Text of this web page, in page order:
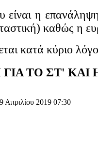
είναι η
καθώς η
κατά κύριο
ΓΙΑ ΤΟ ΣΤ'
Απριλίου 2019 07:30